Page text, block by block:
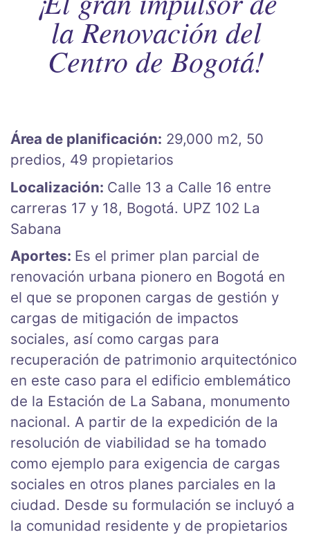
la Renovación del
Centro de Bogotá!
Área de planificación: 29,000 m2, 50
predios, 49 propietarios
Localización: Calle 13 a Calle 16 entre
carreras 17 y 18, Bogotá. UPZ 102 La
Sabana
Aportes: Es el primer plan parcial de
renovación urbana pionero en Bogotá en
el que se proponen cargas de gestión y
cargas de mitigación de impactos
sociales, así como cargas para
recuperación de patrimonio arquitectónico
en este caso para el edificio emblemático
de la Estación de La Sabana, monumento
nacional. A partir de la expedición de la
resolución de viabilidad se ha tomado
como ejemplo para exigencia de cargas
sociales en otros planes parciales en la
ciudad. Desde su formulación se incluyó a
la comunidad residente y de propietarios